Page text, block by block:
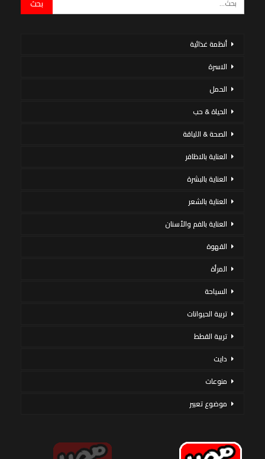
أنظمة غذائية
الاسرة
الحمل
الحياة & حب
الصحة & اللياقة
العناية بالاظافر
العناية بالبشرة
العناية بالشعر
العناية بالفم والأسنان
القهوة
المرأة
السياحة
تربية الحيوانات
تربية القطط
دايت
منوعات
موضوع تعبير